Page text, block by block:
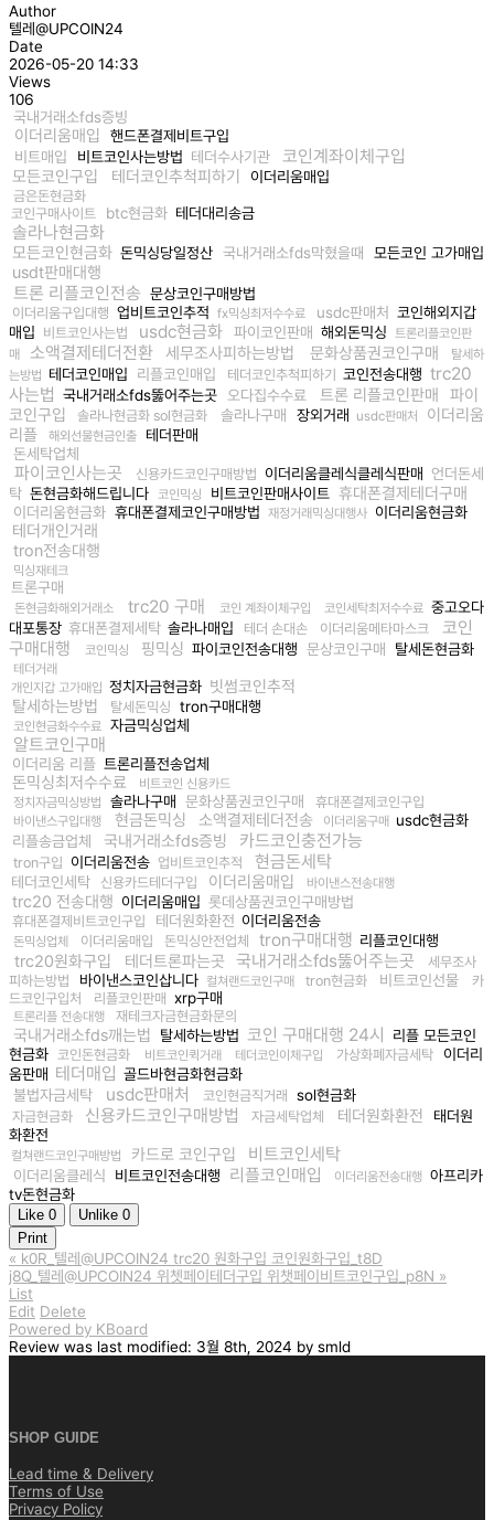
Author
텔레@UPCOIN24
Date
2026-05-20 14:33
Views
106
국내거래소fds증빙
이더리움매입
핸드폰결제비트구입
비트매입
비트코인사는방법 테더수사기관 코인계좌이체구입
모든코인구입 테더코인추척피하기 이더리움매입
금은돈현금화
코인구매사이트
btc현금화 테더대리송금
솔라나현금화
모든코인현금화 돈믹싱당일정산 국내거래소fds막혔을때 모든코인 고가매입
usdt판매대행
트론 리플코인전송 문상코인구매방법
이더리움구입대행 업비트코인추적 fx믹싱최저수수료 usdc판매처 코인해외지갑
매입 비트코인사는법 usdc현금화 파이코인판매 해외돈믹싱
트론리플코인판
매
소액결제테더전환 세무조사피하는방법 문화상품권코인구매
탈세하
는방법 테더코인매입 리플코인매입 테더코인추척피하기 코인전송대행 trc20
사는법 국내거래소fds뚫어주는곳 오다집수수료 트론 리플코인판매
파이
코인구입
솔라나현금화 sol현금화 솔라나구매 장외거래 usdc판매처
이더리움
리플
해외선물현금인출
테더판매
돈세탁업체
파이코인사는곳 신용카드코인구매방법 이더리움클레식클레식판매
언더돈세
탁 돈현금화해드립니다 코인믹싱 비트코인판매사이트 휴대폰결제테더구매
이더리움현금화 휴대폰결제코인구매방법 재정거래믹싱대행사 이더리움현금화
테더개인거래
tron전송대행
믹싱재테크
트론구매
돈현금화해외거래소 trc20 구매 코인 계좌이체구입 코인세탁최저수수료 중고오다
대포통장 휴대폰결제세탁 솔라나매입 테더 손대손 이더리움메타마스크
코인
구매대행
코인믹싱 핑믹싱 파이코인전송대행 문상코인구매 탈세돈현금화
테더거래
개인지갑 고가매입 정치자금현금화 빗썸코인추적
탈세하는방법
탈세돈믹싱 tron구매대행
코인현금화수수료 자금믹싱업체
알트코인구매
이더리움 리플 트론리플전송업체
돈믹싱최저수수료
비트코인 신용카드
정치자금믹싱방법
솔라나구매 문화상품권코인구매 휴대폰결제코인구입
바이낸스구입대행 현금돈믹싱 소액결제테더전송 이더리움구매 usdc현금화
리플송금업체
국내거래소fds증빙 카드코인충전가능
tron구입 이더리움전송 업비트코인추적 현금돈세탁
테더코인세탁 신용카드테더구입 이더리움매입 바이낸스전송대행
trc20 전송대행 이더리움매입 롯데상품권코인구매방법
휴대폰결제비트코인구입 테더원화환전 이더리움전송
돈믹싱업체 이더리움매입 돈믹싱안전업체 tron구매대행 리플코인대행
trc20원화구입 테더트론파는곳 국내거래소fds뚫어주는곳
세무조사
피하는방법
바이낸스코인삽니다 컬쳐랜드코인구매 tron현금화 비트코인선물
카
드코인구입처
리플코인판매 xrp구매
트론리플 전송대행 재테크자금현금화문의
국내거래소fds깨는법 탈세하는방법 코인 구매대행 24시
리플 모든코인
현금화 코인돈현금화 비트코인퀵거래 테더코인이체구입 가상화폐자금세탁
이더리
움판매 테더매입 골드바현금화현금화
불법자금세탁
usdc판매처 코인현금직거래 sol현금화
자금현금화 신용카드코인구매방법 자금세탁업체 테더원화환전
태더원
화환전
컬쳐랜드코인구매방법 카드로 코인구입 비트코인세탁
이더리움클레식 비트코인전송대행 리플코인매입 이더리움전송대행 아프리카
tv돈현금화
Like 0 Unlike 0
Print
« k0R_텔레@UPCOIN24 trc20 원화구입 코인원화구입_t8D
j8Q_텔레@UPCOIN24 위쳇페이테더구입 위챗페이비트코인구입_p8N »
List
Edit Delete
Powered by KBoard
Review was last modified: 3월 8th, 2024 by smld
SHOP GUIDE
Lead time & Delivery
Terms of Use
Privacy Policy